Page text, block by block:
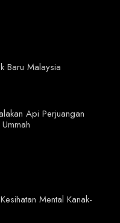
Baru Malaysia
Api Perjuangan
Mental Kanak-